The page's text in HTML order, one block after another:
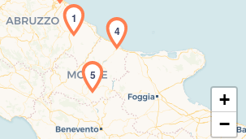
Caricamento della carta in corso...
1
4
5
+
−